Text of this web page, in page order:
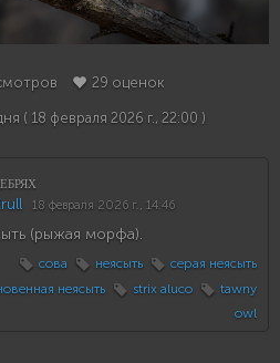
29 оценок
( 18 февраля 2026 г., 22:00 )
18 февраля 2026 г., 14:46
(рыжая морфа).
сова неясыть
серая неясыть
неясыть
strix aluco
tawny
owl